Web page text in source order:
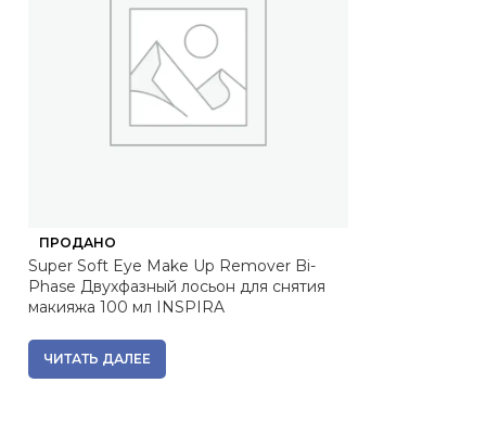
ПРОДАНО
Super Soft Eye Make Up Remover Bi-
Phase Двухфазный лосьон для снятия
макияжа 100 мл INSPIRA
ЧИТАТЬ ДАЛЕЕ